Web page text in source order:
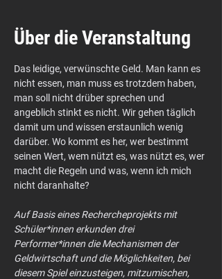
Über die Veranstaltung
Das leidige, verwünschte Geld. Man kann es
nicht essen, man muss es trotzdem haben,
man soll nicht drüber sprechen und
angeblich stinkt es nicht. Wir gehen täglich
damit um und wissen erstaunlich wenig
darüber. Wo kommt es her, wer bestimmt
seinen Wert, wem nützt es, was nützt es, wer
macht die Regeln und was, wenn ich mich
nicht daranhalte?
Auf Basis eines Rechercheprojekts mit
Schüler*innen erkunden drei
Performer*innen die Mechanismen der
Geldwirtschaft und die Möglichkeiten, bei
diesem Spiel einzusteigen, mitzumischen,